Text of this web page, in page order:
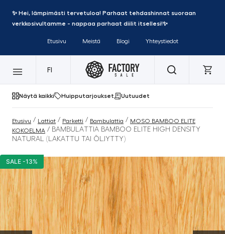
✨ Hei, lämpimästi tervetuloa! Parhaat tehdashinnat suoraan
verkkosivultamme - nappaa parhaat diilit itsellesi!✨
Etusivu Meistä Blogi Yhteystiedot
FI
Näytä kaikki Huipputarjoukset Uutuudet
Etusivu / Lattiat / Parketti / Bambulattia / MOSO BAMBOO ELITE
KOKOELMA / BAMBULATTIA BAMBOO ELITE HIGH DENSITY
NATURAL (LAKATTU TAI ÖLJYTTY)
SALE -13%